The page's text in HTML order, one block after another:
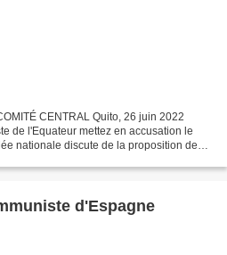
CENTRAL Quito, 26 juin 2022
de l'Equateur mettez en accusation le
nationale discute de la proposition de
d'Espagne